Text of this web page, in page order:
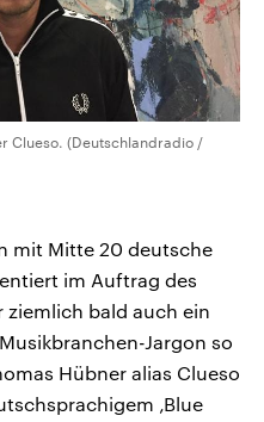
Clueso. (Deutschlandradio /
mit Mitte 20 deutsche
im Auftrag des
bald auch ein
Jargon so
Hübner alias Clueso
‚Blue